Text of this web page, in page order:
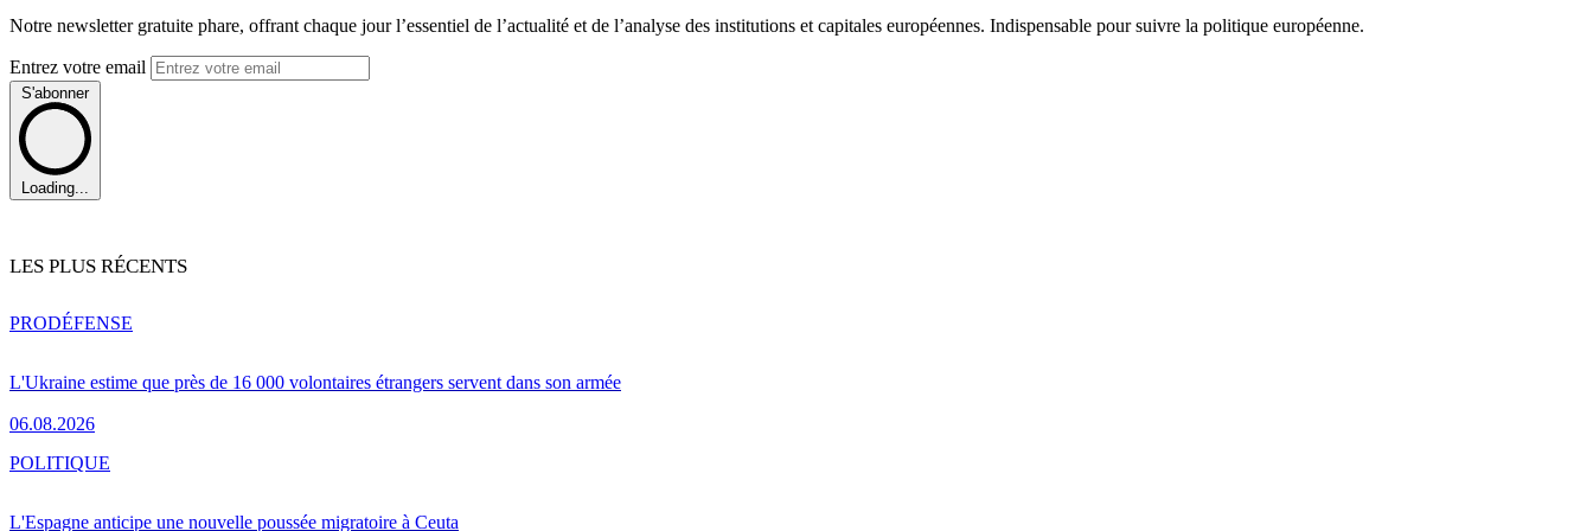
Notre newsletter gratuite phare, offrant chaque jour l’essentiel de l’actualité et de l’analyse des institutions et capitales européennes. Indispensable pour suivre la politique européenne.
Entrez votre email
S'abonner
Loading...
LES PLUS RÉCENTS
L'Ukraine estime que près de 16 000 volontaires étrangers servent dans son armée
06.08.2026
PRODÉFENSE
L'Espagne anticipe une nouvelle poussée migratoire à Ceuta
POLITIQUE